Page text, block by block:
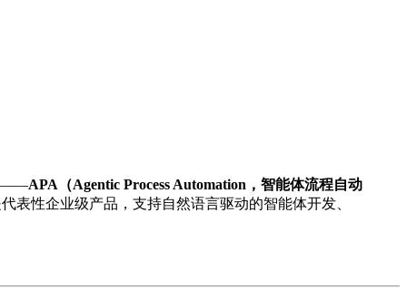
——APA（Agentic Process Automation，智能体流程自动
表性企业级产品，支持自然语言驱动的智能体开发、